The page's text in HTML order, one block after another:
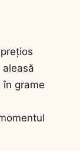
grame